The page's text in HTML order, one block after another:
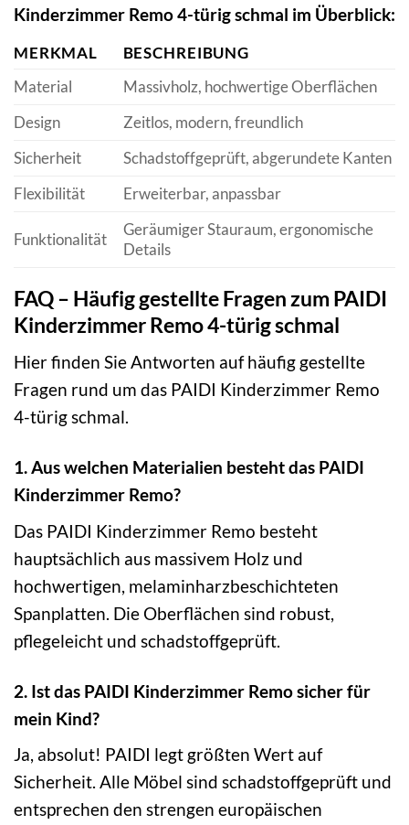
Kinderzimmer Remo 4-türig schmal im Überblick:
MERKMAL
BESCHREIBUNG
Material
Massivholz, hochwertige Oberflächen
Design
Zeitlos, modern, freundlich
Sicherheit
Schadstoffgeprüft, abgerundete Kanten
Flexibilität
Erweiterbar, anpassbar
Funktionalität
Geräumiger Stauraum, ergonomische
Details
FAQ – Häufig gestellte Fragen zum PAIDI
Kinderzimmer Remo 4-türig schmal
Hier finden Sie Antworten auf häufig gestellte
Fragen rund um das PAIDI Kinderzimmer Remo
4-türig schmal.
1. Aus welchen Materialien besteht das PAIDI
Kinderzimmer Remo?
Das PAIDI Kinderzimmer Remo besteht
hauptsächlich aus massivem Holz und
hochwertigen, melaminharzbeschichteten
Spanplatten. Die Oberflächen sind robust,
pflegeleicht und schadstoffgeprüft.
2. Ist das PAIDI Kinderzimmer Remo sicher für
mein Kind?
Ja, absolut! PAIDI legt größten Wert auf
Sicherheit. Alle Möbel sind schadstoffgeprüft und
entsprechen den strengen europäischen